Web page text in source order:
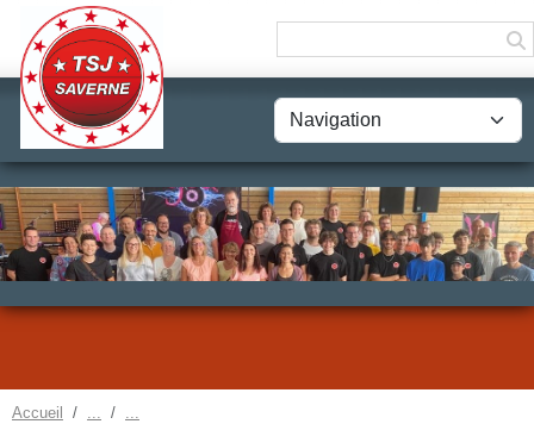
Accueil
Panneau de gestion des cookies